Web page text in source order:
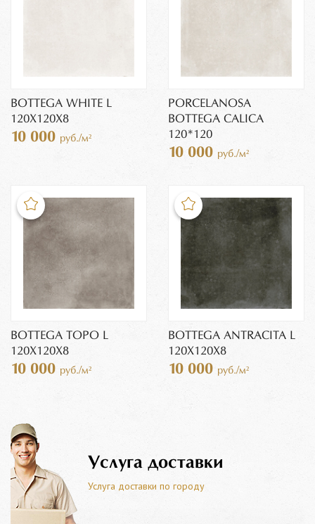
BOTTEGA WHITE L
120Х120X8
10 000 руб./м²
PORCELANOSA
BOTTEGA CALICA
120*120
10 000 руб./м²
BOTTEGA TOPO L
120Х120Х8
10 000 руб./м²
BOTTEGA ANTRACITA L
120Х120X8
10 000 руб./м²
Услуга доставки
Услуга доставки по городу